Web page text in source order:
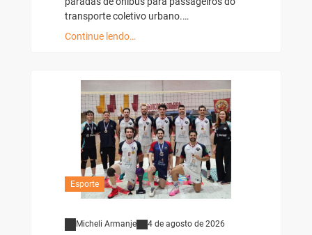
transporte coletivo urbano.…
Continue lendo…
Esporte
Micheli Armanje 4 de agosto de 2026